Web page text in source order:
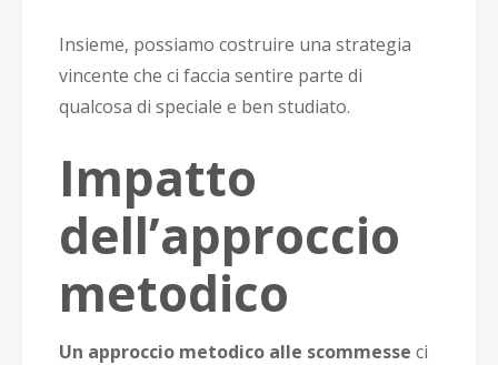
Insieme, possiamo costruire una strategia
vincente che ci faccia sentire parte di
qualcosa di speciale e ben studiato.
Impatto
dell’approccio
metodico
Un approccio metodico alle scommesse ci